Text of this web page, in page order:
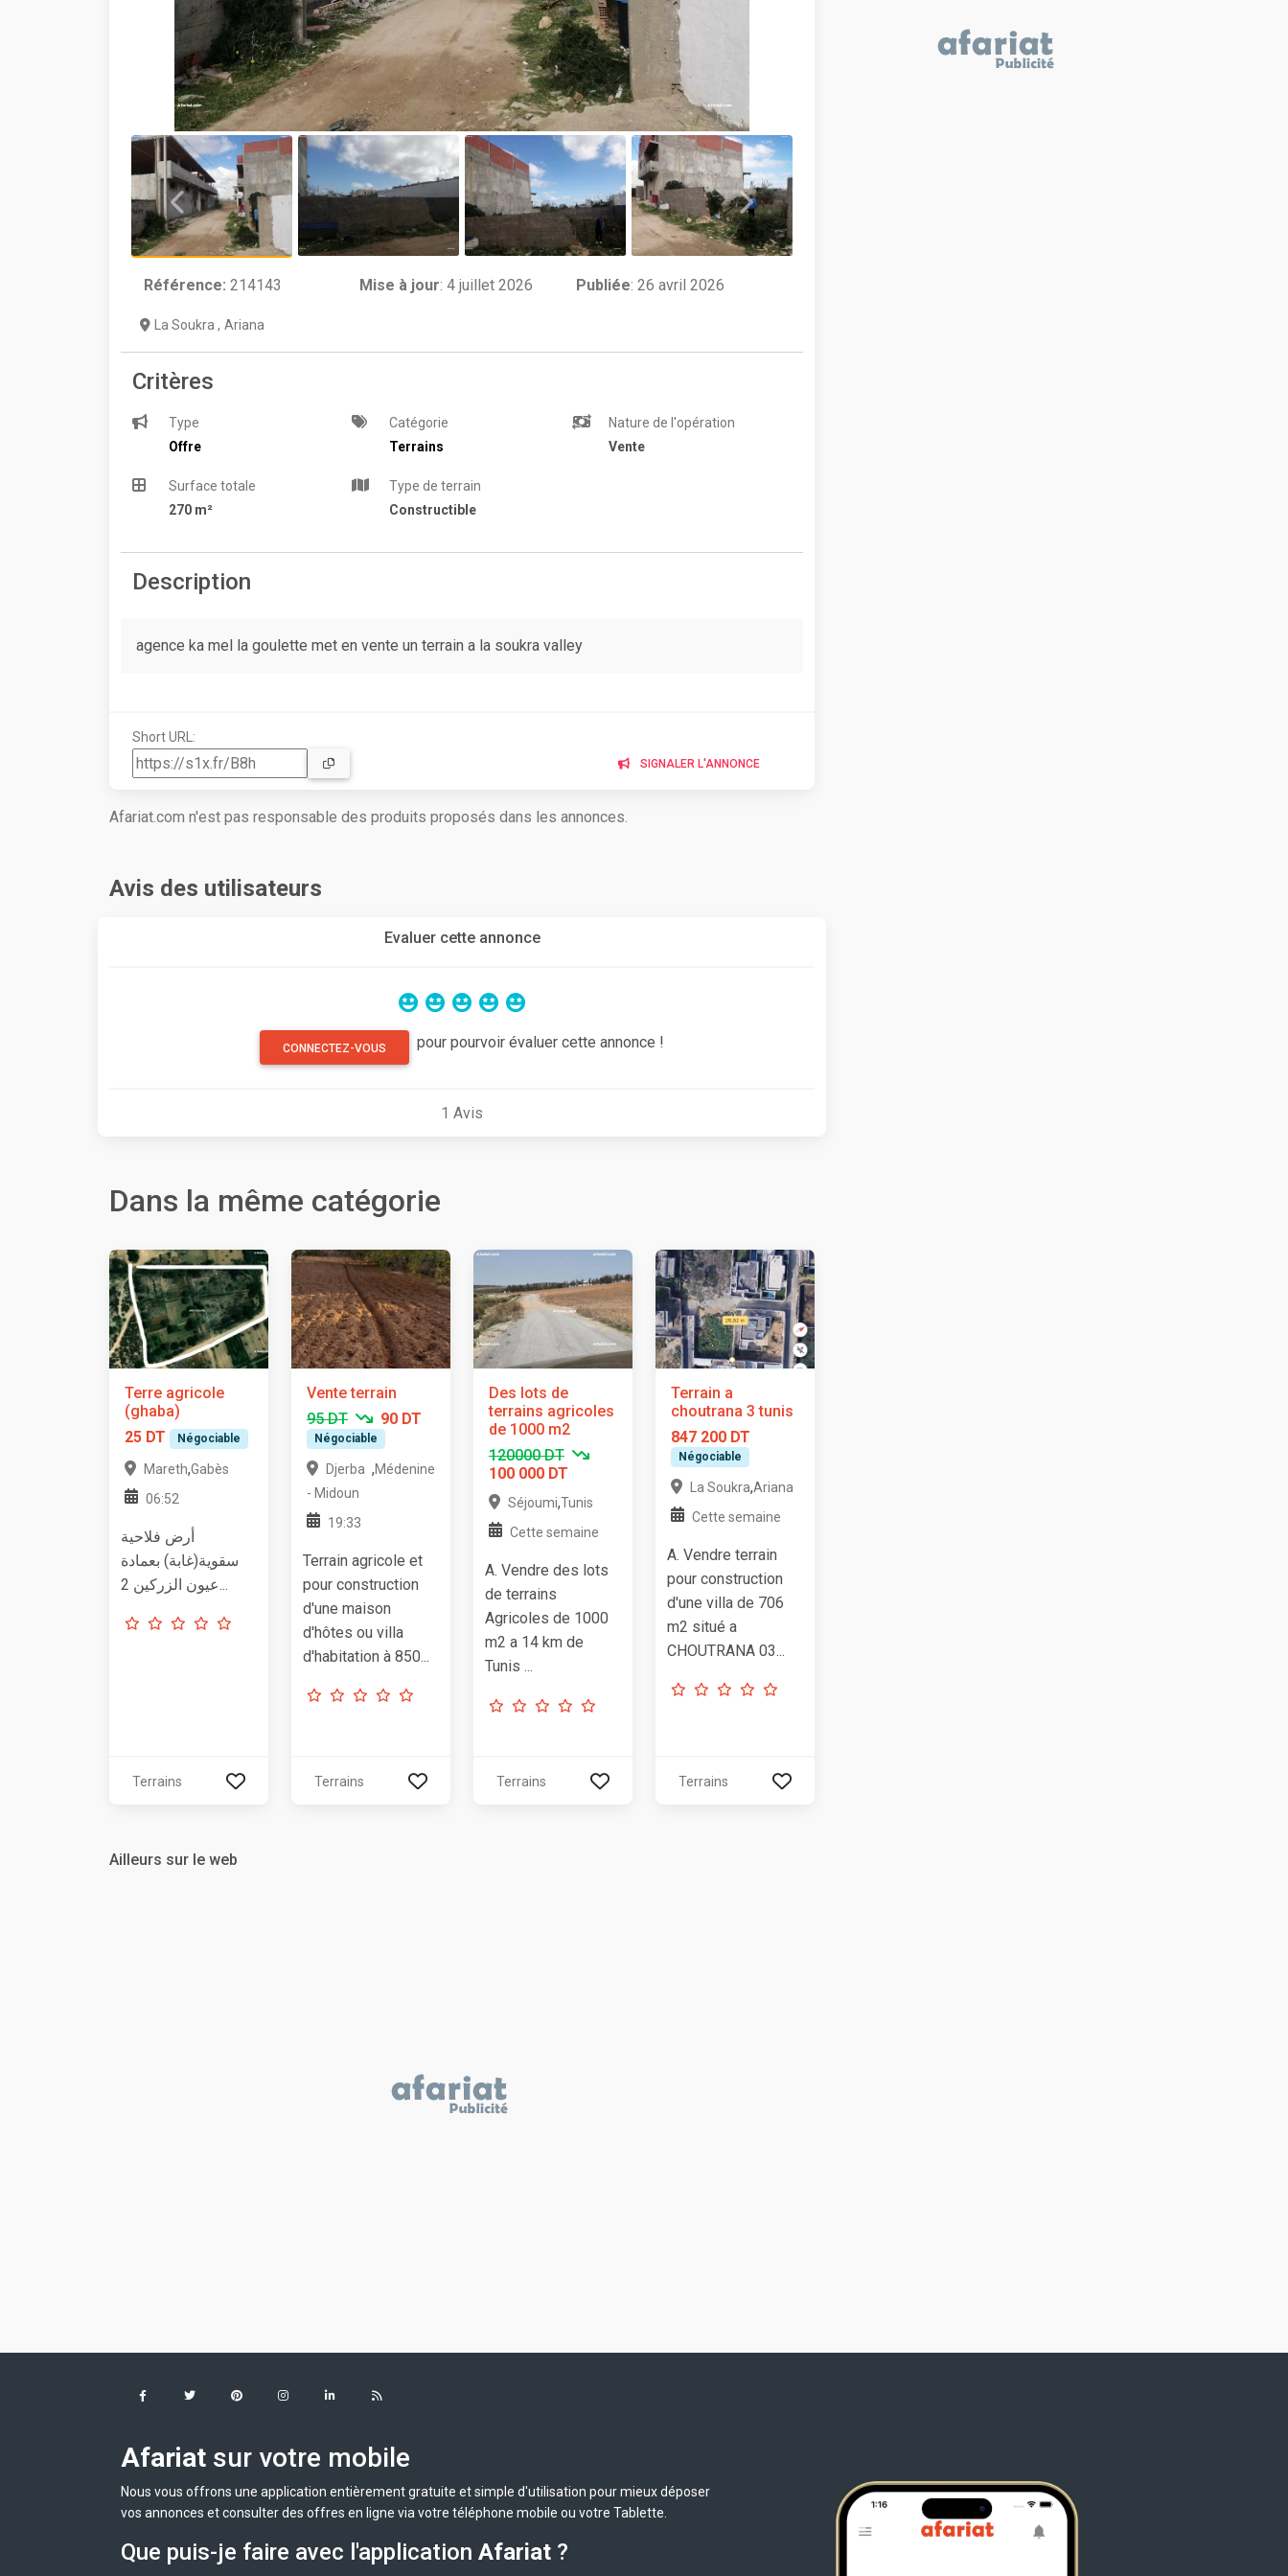
Référence: 214143 Mise à jour:4 juillet 2026 Publiée: 26 avril 2026
La Soukra , Ariana
Critères
Type
Offre
Catégorie
Terrains
Nature de l'opération
Vente
Surface totale
270 m²
Type de terrain
Constructible
Description
agence ka mel la goulette met en vente un terrain a la soukra valley
Short URL:
SIGNALER L'ANNONCE
Afariat.com n'est pas responsable des produits proposés dans les annonces.
Avis des utilisateurs
Evaluer cette annonce
CONNECTEZ-VOUS pour pourvoir évaluer cette annonce !
1 Avis
Dans la même catégorie
Terre agricole
(ghaba)
25 DT
Négociable
Mareth,Gabès
06:52
أرض فلاحية
سقوية(غابة) بعمادة
عيون الزركين 2...
Terrains
Vente terrain
95 DT
90 DT
Négociable
Djerba
- Midoun
,Médenine
19:33
Terrain agricole et
pour construction
d'une maison
d'hôtes ou villa
d'habitation à 850...
Terrains
Des lots de
terrains agricoles
de 1000 m2
120000 DT
100 000 DT
Séjoumi,Tunis
Cette semaine
A. Vendre des lots
de terrains
Agricoles de 1000
m2 a 14 km de
Tunis ...
Terrains
Terrain a
choutrana 3 tunis
847 200 DT
Négociable
La Soukra,Ariana
Cette semaine
A. Vendre terrain
pour construction
d'une villa de 706
m2 situé a
CHOUTRANA 03...
Terrains
Ailleurs sur le web
Afariat sur votre mobile
Nous vous offrons une application entièrement gratuite et simple d'utilisation pour mieux déposer
vos annonces et consulter des offres en ligne via votre téléphone mobile ou votre Tablette.
Que puis-je faire avec l'application Afariat ?